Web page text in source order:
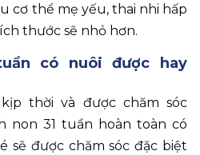
cơ thể mẹ yếu, thai nhi hấp
thước sẽ nhỏ hơn.
có nuôi được hay
thời và được chăm sóc
non 31 tuần hoàn toàn có
sẽ được chăm sóc đặc biệt